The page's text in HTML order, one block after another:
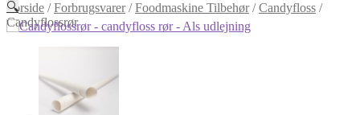
Forside /Forbrugsvarer/Foodmaskine Tilbehør/Candyfloss /
Candyflossrør
🔍